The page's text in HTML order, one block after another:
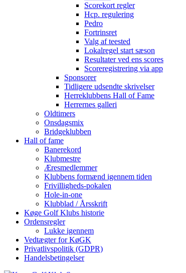
Scorekort regler
Hcp. regulering
Pedro
Fortrinsret
Valg af teested
Lokalregel start sæson
Resultater ved ens scores
Scoreregistrering via app
Sponsorer
Tidligere udsendte skrivelser
Herreklubbens Hall of Fame
Herrernes galleri
Oldtimers
Onsdagsmix
Bridgeklubben
Hall of fame
Banerekord
Klubmestre
Æresmedlemmer
Klubbens formænd igennem tiden
Frivilligheds-pokalen
Hole-in-one
Klubblad / Årsskrift
Køge Golf Klubs historie
Ordensregler
Lukke igennem
Vedtægter for KøGK
Privatlivspolitik (GDPR)
Handelsbetingelser